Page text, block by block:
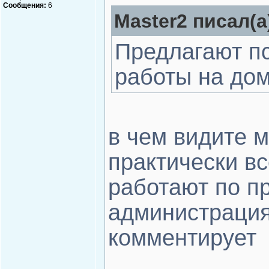
Сообщения: 6
Master2
Предлагают
работы на
в чем видите
практически
работают по
комментирует